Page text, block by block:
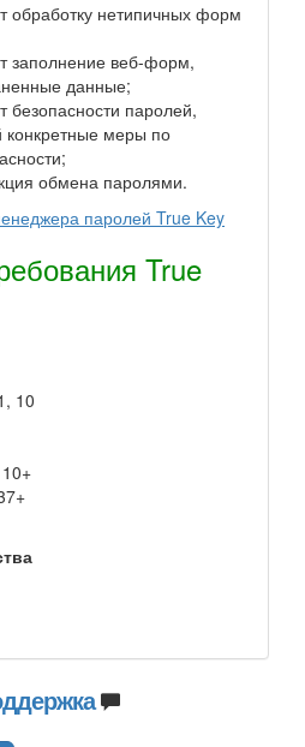
обработку нетипичных форм
заполнение веб-форм,
данные;
безопасности паролей,
меры по
обмена паролями.
паролей True Key
True
10